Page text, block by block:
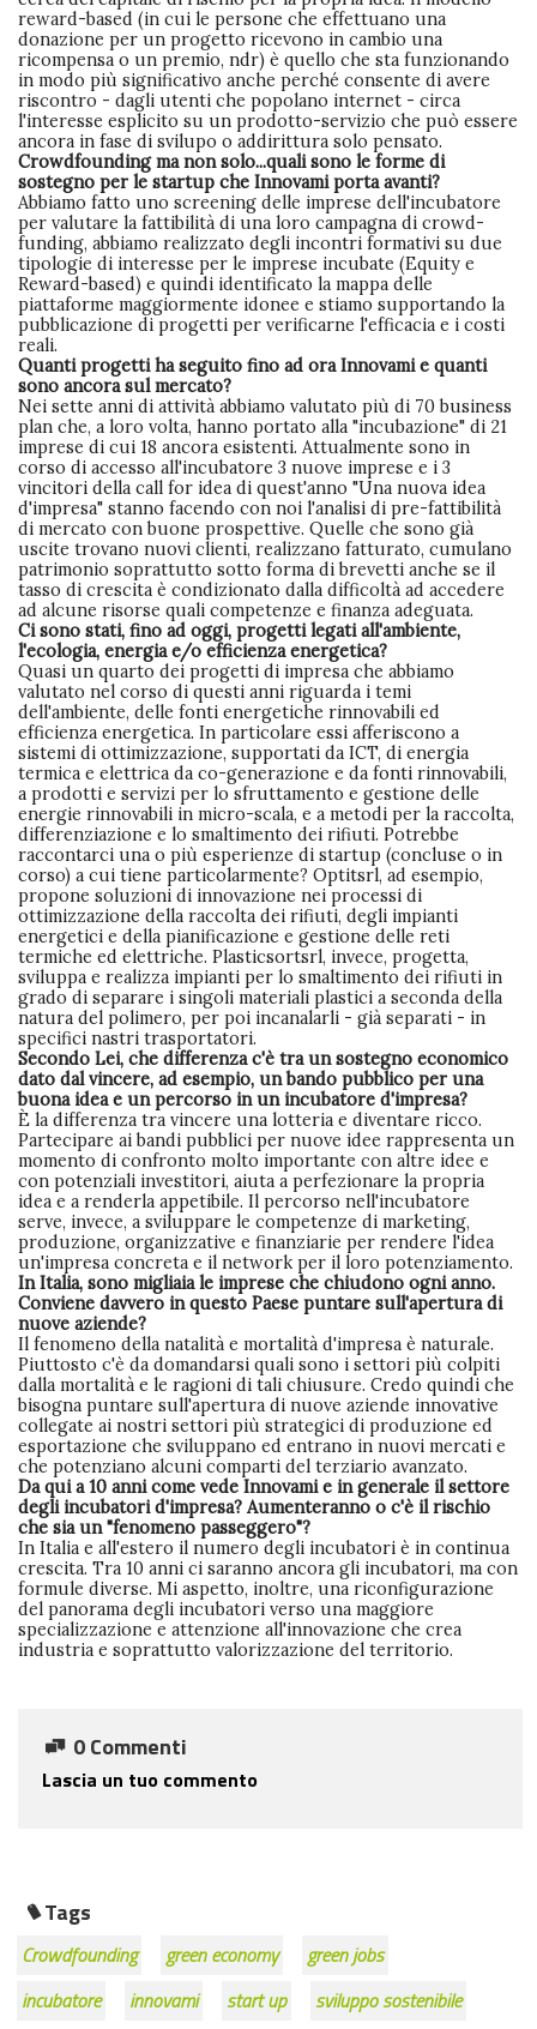
reward-based (in cui le persone che effettuano una
donazione per un progetto ricevono in cambio una
ricompensa o un premio, ndr) è quello che sta funzionando
in modo più significativo anche perché consente di avere
riscontro - dagli utenti che popolano internet - circa
l'interesse esplicito su un prodotto-servizio che può essere
ancora in fase di svilupo o addirittura solo pensato.
Crowdfounding ma non solo...quali sono le forme di
sostegno per le startup che Innovami porta avanti?
Abbiamo fatto uno screening delle imprese dell'incubatore
per valutare la fattibilità di una loro campagna di crowd-
funding, abbiamo realizzato degli incontri formativi su due
tipologie di interesse per le imprese incubate (Equity e
Reward-based) e quindi identificato la mappa delle
piattaforme maggiormente idonee e stiamo supportando la
pubblicazione di progetti per verificarne l'efficacia e i costi
reali.
Quanti progetti ha seguito fino ad ora Innovami e quanti
sono ancora sul mercato?
Nei sette anni di attività abbiamo valutato più di 70 business
plan che, a loro volta, hanno portato alla "incubazione" di 21
imprese di cui 18 ancora esistenti. Attualmente sono in
corso di accesso all'incubatore 3 nuove imprese e i 3
vincitori della call for idea di quest'anno "Una nuova idea
d'impresa" stanno facendo con noi l'analisi di pre-fattibilità
di mercato con buone prospettive. Quelle che sono già
uscite trovano nuovi clienti, realizzano fatturato, cumulano
patrimonio soprattutto sotto forma di brevetti anche se il
tasso di crescita è condizionato dalla difficoltà ad accedere
ad alcune risorse quali competenze e finanza adeguata.
Ci sono stati, fino ad oggi, progetti legati all'ambiente,
l'ecologia, energia e/o efficienza energetica?
Quasi un quarto dei progetti di impresa che abbiamo
valutato nel corso di questi anni riguarda i temi
dell'ambiente, delle fonti energetiche rinnovabili ed
efficienza energetica. In particolare essi afferiscono a
sistemi di ottimizzazione, supportati da ICT, di energia
termica e elettrica da co-generazione e da fonti rinnovabili,
a prodotti e servizi per lo sfruttamento e gestione delle
energie rinnovabili in micro-scala, e a metodi per la raccolta,
differenziazione e lo smaltimento dei rifiuti. Potrebbe
raccontarci una o più esperienze di startup (concluse o in
corso) a cui tiene particolarmente? Optitsrl, ad esempio,
propone soluzioni di innovazione nei processi di
ottimizzazione della raccolta dei rifiuti, degli impianti
energetici e della pianificazione e gestione delle reti
termiche ed elettriche. Plasticsortsrl, invece, progetta,
sviluppa e realizza impianti per lo smaltimento dei rifiuti in
grado di separare i singoli materiali plastici a seconda della
natura del polimero, per poi incanalarli - già separati - in
specifici nastri trasportatori.
Secondo Lei, che differenza c'è tra un sostegno economico
dato dal vincere, ad esempio, un bando pubblico per una
buona idea e un percorso in un incubatore d'impresa?
È la differenza tra vincere una lotteria e diventare ricco.
Partecipare ai bandi pubblici per nuove idee rappresenta un
momento di confronto molto importante con altre idee e
con potenziali investitori, aiuta a perfezionare la propria
idea e a renderla appetibile. Il percorso nell'incubatore
serve, invece, a sviluppare le competenze di marketing,
produzione, organizzative e finanziarie per rendere l'idea
un'impresa concreta e il network per il loro potenziamento.
In Italia, sono migliaia le imprese che chiudono ogni anno.
Conviene davvero in questo Paese puntare sull'apertura di
nuove aziende?
Il fenomeno della natalità e mortalità d'impresa è naturale.
Piuttosto c'è da domandarsi quali sono i settori più colpiti
dalla mortalità e le ragioni di tali chiusure. Credo quindi che
bisogna puntare sull'apertura di nuove aziende innovative
collegate ai nostri settori più strategici di produzione ed
esportazione che sviluppano ed entrano in nuovi mercati e
che potenziano alcuni comparti del terziario avanzato.
Da qui a 10 anni come vede Innovami e in generale il settore
degli incubatori d'impresa? Aumenteranno o c'è il rischio
che sia un "fenomeno passeggero"?
In Italia e all'estero il numero degli incubatori è in continua
crescita. Tra 10 anni ci saranno ancora gli incubatori, ma con
formule diverse. Mi aspetto, inoltre, una riconfigurazione
del panorama degli incubatori verso una maggiore
specializzazione e attenzione all'innovazione che crea
industria e soprattutto valorizzazione del territorio.
0 Commenti
Lascia un tuo commento
Tags
Crowdfounding green economy
green jobs
incubatore
innovami start up sviluppo sostenibile